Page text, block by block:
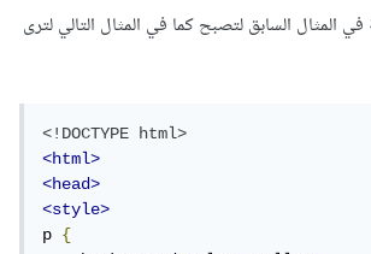
المثال السابق لتصبح كما في المثال التالي لترى
<!DOCTYPE html>
<html>
<head>
<style>
p {